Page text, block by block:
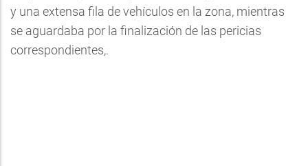
y una extensa fila de vehículos en la zona, mientras
se aguardaba por la finalización de las pericias
correspondientes,.